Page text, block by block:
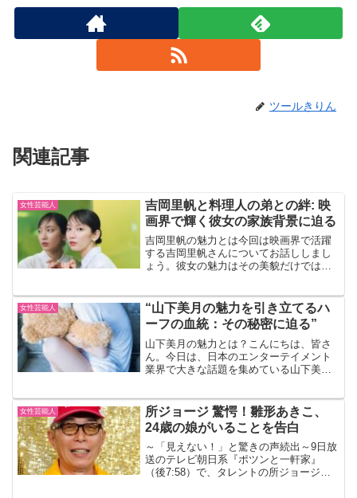
ツールきりん
関連記事
女性芸能人
吉岡里帆と料理人の弟との絆: 映
画界で輝く彼女の家族背景に迫る
吉岡里帆の魅力とは今回は映画界で活躍
する吉岡里帆さんについてお話ししまし
ょう。彼女の魅力はその美貌だけではあ
形成してきたのです。吉岡里帆の家族背
景吉岡里帆さんは、京都府...
女性芸能人
“山下美月の魅力を引き立てるハ
ーフの血統：その秘密に迫る”
山下美月の魅力とは？こんにちは、皆さ
ん。今日は、日本のエンターテイメント
業界で大きな話題を集めている山下美月
ね。その美しさは、彼女のハーフの血統
から来ていると言われていま...
女性芸能人
所ジョージ 驚愕！雛形あきこ、
24歳の娘がいることを告白
～「見えない！」と驚きの声続出～9日放
送のテレビ朝日系『ポツンと一軒家』
（後7:58）で、タレントの所ジョージ